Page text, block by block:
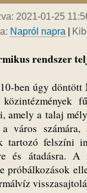
2021-01-25
Napról napra |
rendszer
ben úgy döntött
amely a talaj
a város
tartozó felszíni
és átadásra. A
próbálkozások